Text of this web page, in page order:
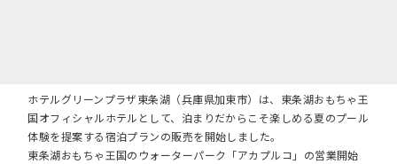
ホテルグリーンプラザ東条湖（兵庫県加東市）は、東条湖おもちゃ王
国オフィシャルホテルとして、泊まりだからこそ楽しめる夏のプール
体験を提案する宿泊プランの販売を開始しました。
東条湖おもちゃ王国のウォーターパーク「アカプルコ」の営業開始